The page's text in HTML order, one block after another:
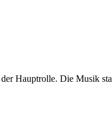
Hauptrolle. Die Musik